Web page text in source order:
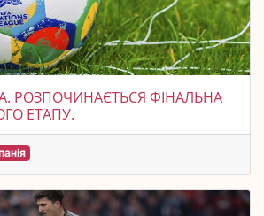
РОЗПОЧИНАЄТЬСЯ ФІНАЛЬНА
ЕТАПУ.